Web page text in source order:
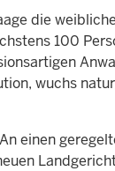
die
100
wuchs
einen